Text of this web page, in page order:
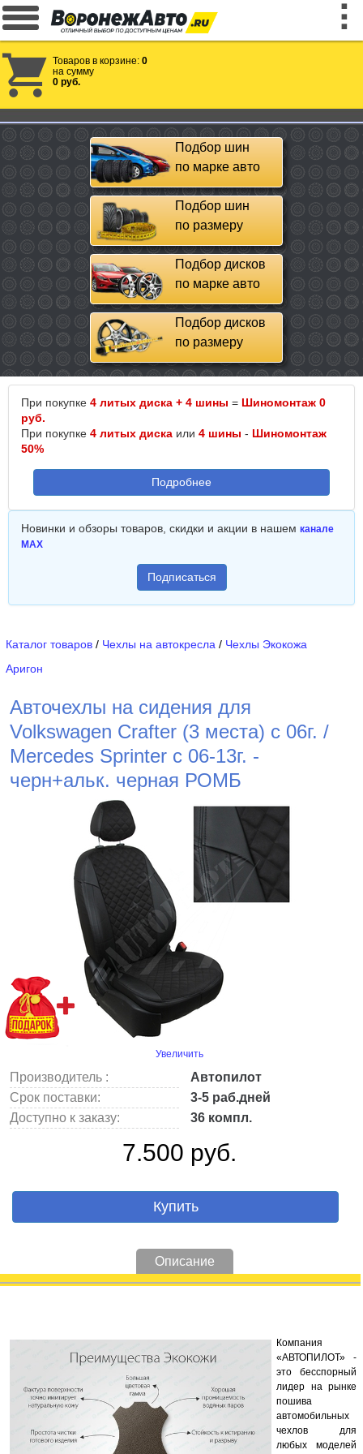
Товаров в корзине: 0
на сумму
0 руб.
Подбор шин
по марке авто
Подбор шин
по размеру
Подбор дисков
по марке авто
Подбор дисков
по размеру
При покупке 4 литых диска + 4 шины = Шиномонтаж 0
руб.
При покупке 4 литых диска или 4 шины - Шиномонтаж
50%
Подробнее
Новинки и обзоры товаров, скидки и акции в нашем канале
MAX
Подписаться
Каталог товаров / Чехлы на автокресла / Чехлы Экокожа
Аригон
Авточехлы на сидения для
Volkswagen Crafter (3 места) с 06г. /
Mercedes Sprinter c 06-13г. -
черн+альк. черная РОМБ
Увеличить
Производитель :
Автопилот
Срок поставки:
3-5 раб.дней
Доступно к заказу:
36 компл.
7.500 руб.
Купить
Описание
Компания
«АВТОПИЛОТ» -
это бесспорный
лидер на рынке
пошива
автомобильных
чехлов для
любых моделей